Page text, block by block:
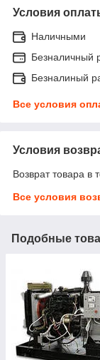
Условия
Наличными
Безналичный
Безналиный
Все условия
Условия
Возврат товара в
Все условия
Подобные